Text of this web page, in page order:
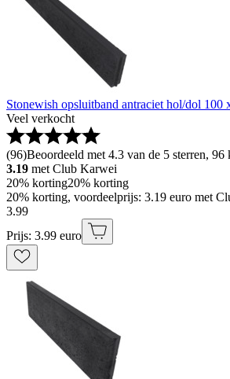
Stonewish opsluitband antraciet hol/dol 100
Veel verkocht
(96)Beoordeeld met 4.3 van de 5 sterren, 96
3.19 met Club Karwei
20% korting20% korting
20% korting, voordeelprijs: 3.19 euro met
3.99
Prijs: 3.99 euro